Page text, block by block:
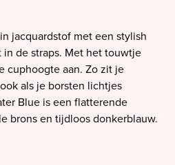
jacquardstof met een stylish
de straps. Met het touwtje
cuphoogte aan. Zo zit je
als je borsten lichtjes
Blue is een flatterende
brons en tijdloos donkerblauw.